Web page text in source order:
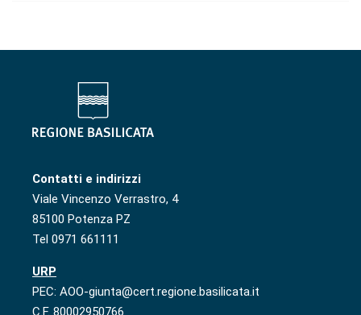
Contatti e indirizzi
Viale Vincenzo Verrastro, 4
85100 Potenza PZ
Tel 0971 661111
URP
PEC: AOO-giunta@cert.regione.basilicata.it
C.F. 80002950766